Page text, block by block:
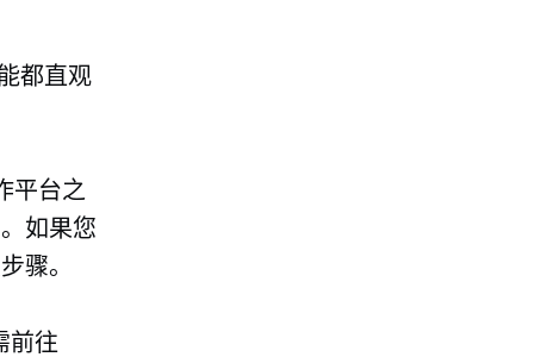
都直观
平台之
如果您
骤。
前往